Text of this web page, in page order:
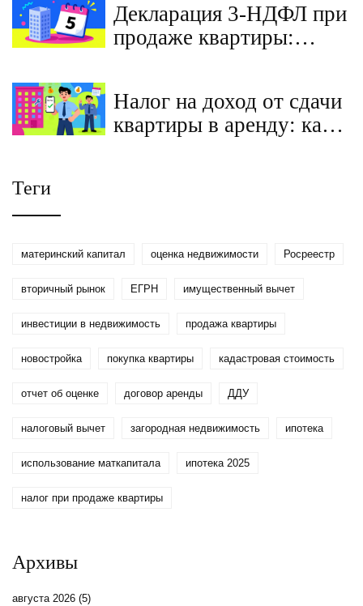
Декларация 3-НДФЛ при
продаже квартиры:
онлайн
Налог на доход от сдачи
квартиры в аренду: как
Теги
материнский капитал оценка недвижимости Росреестр
вторичный рынок ЕГРН имущественный вычет
инвестиции в недвижимость продажа квартиры
новостройка покупка квартиры кадастровая стоимость
отчет об оценке договор аренды ДДУ
налоговый вычет загородная недвижимость ипотека
использование маткапитала ипотека 2025
налог при продаже квартиры
Архивы
августа 2026 (5)